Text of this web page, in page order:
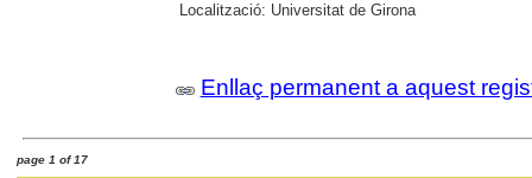
Localització: Universitat de Girona
Enllaç permanent a aquest
page 1 of 17